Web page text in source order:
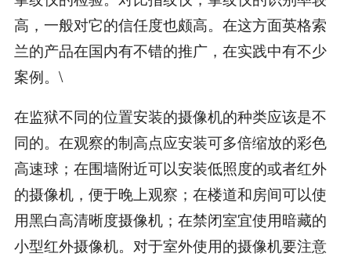
高，一般对它的信任度也颇高。在这方面英格索
兰的产品在国内有不错的推广，在实践中有不少
案例。\
在监狱不同的位置安装的摄像机的种类应该是不
同的。在观察的制高点应安装可多倍缩放的彩色
高速球；在围墙附近可以安装低照度的或者红外
的摄像机，便于晚上观察；在楼道和房间可以使
用黑白高清晰度摄像机；在禁闭室宜使用暗藏的
小型红外摄像机。对于室外使用的摄像机要注意